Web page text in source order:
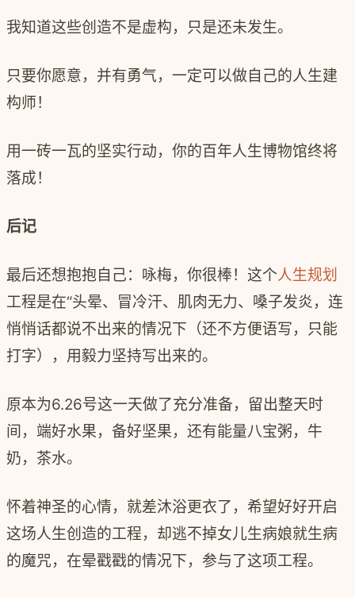
我知道这些创造不是虚构，只是还未发生。
只要你愿意，并有勇气，一定可以做自己的人生建
构师！
用一砖一瓦的坚实行动，你的百年人生博物馆终将
落成！
后记
最后还想抱抱自己：咏梅，你很棒！这个人生规划
工程是在“头晕、冒冷汗、肌肉无力、嗓子发炎，连
悄悄话都说不出来的情况下（还不方便语写，只能
打字），用毅力坚持写出来的。
原本为6.26号这一天做了充分准备，留出整天时
间，端好水果，备好坚果，还有能量八宝粥，牛
奶，茶水。
怀着神圣的心情，就差沐浴更衣了，希望好好开启
这场人生创造的工程，却逃不掉女儿生病娘就生病
的魔咒，在晕戳戳的情况下，参与了这项工程。